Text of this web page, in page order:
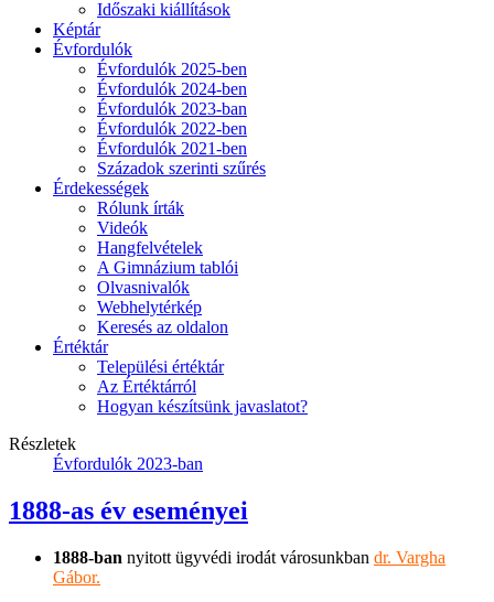
Időszaki kiállítások
Képtár
Évfordulók
Évfordulók 2025-ben
Évfordulók 2024-ben
Évfordulók 2023-ban
Évfordulók 2022-ben
Évfordulók 2021-ben
Századok szerinti szűrés
Érdekességek
Rólunk írták
Videók
Hangfelvételek
A Gimnázium tablói
Olvasnivalók
Webhelytérkép
Keresés az oldalon
Értéktár
Települési értéktár
Az Értéktárról
Hogyan készítsünk javaslatot?
Részletek
Évfordulók 2023-ban
1888-as év eseményei
1888-ban nyitott ügyvédi irodát városunkban dr. Vargha
Gábor.